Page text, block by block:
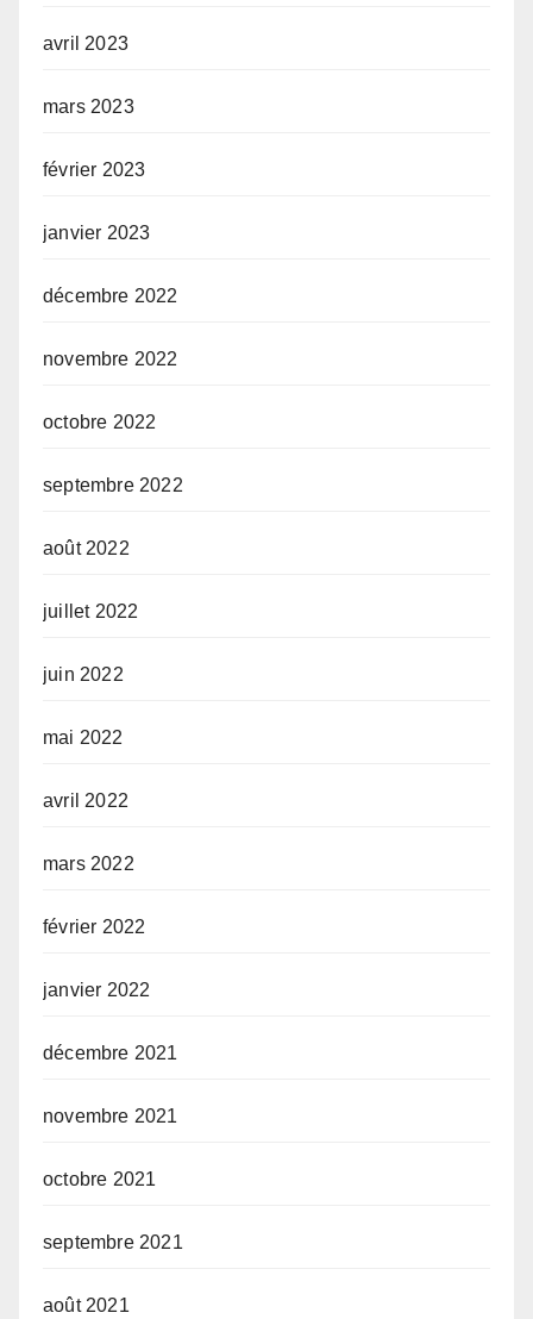
avril 2023
mars 2023
février 2023
janvier 2023
décembre 2022
novembre 2022
octobre 2022
septembre 2022
août 2022
juillet 2022
juin 2022
mai 2022
avril 2022
mars 2022
février 2022
janvier 2022
décembre 2021
novembre 2021
octobre 2021
septembre 2021
août 2021